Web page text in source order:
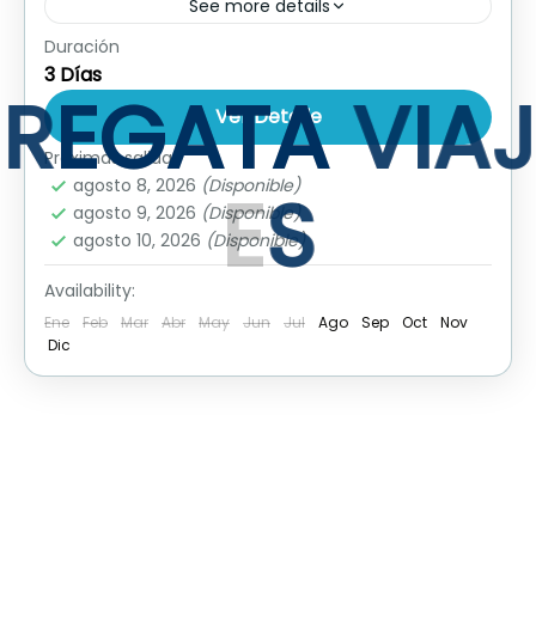
REGATAVIAJ
ES
See more details
Valor por persona Hotel Costa del Sol:
$1.649.000Valor por persona Hotel Playa
Club: $1.609.000Valor por persona Hotel
Atlantic Lux: $1.799.000Fecha de viaje: 27
diciembre al...
Cuba,Perú,Punta Cana
Duración
3 Días
Ver Detalle
Próximas salidas
agosto 8, 2026 (Disponible)
agosto 9, 2026 (Disponible)
agosto 10, 2026 (Disponible)
Availability:
Ene Feb Mar Abr May Jun Jul Ago Sep Oct
Nov
Dic